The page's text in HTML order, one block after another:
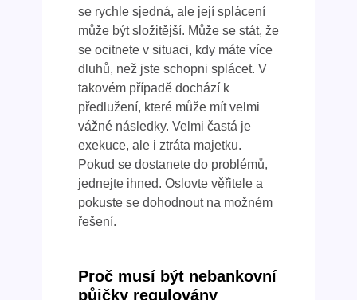
se rychle sjedná, ale její splácení
může být složitější. Může se stát, že
se ocitnete v situaci, kdy máte více
dluhů, než jste schopni splácet. V
takovém případě dochází k
předlužení, které může mít velmi
vážné následky. Velmi častá je
exekuce, ale i ztráta majetku.
Pokud se dostanete do problémů,
jednejte ihned. Oslovte věřitele a
pokuste se dohodnout na možném
řešení.
Proč musí být nebankovní
půjčky regulovány